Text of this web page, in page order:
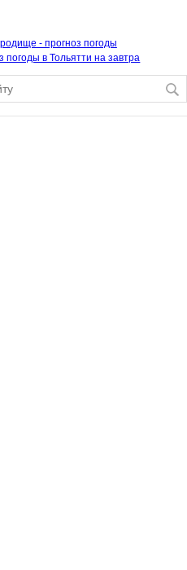
- прогноз погоды
погоды в Тольятти на завтра